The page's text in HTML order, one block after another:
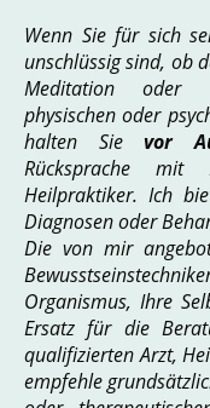
Wenn Sie für sich
unschlüssig sind, ob
Meditation oder
physischen oder
halten Sie vor
Rücksprache mit
Heilpraktiker. Ich
Diagnosen oder
Die von mir
Organismus, Ihre
Ersatz für die
qualifizierten Arzt,
empfehle